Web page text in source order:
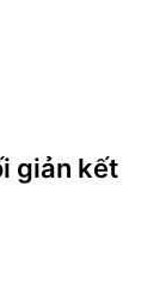
giản kết